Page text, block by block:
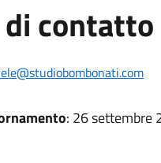
contatto
: 26 settembre